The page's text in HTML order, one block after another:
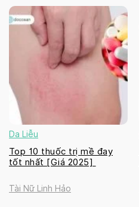
Da Liễu
Top 10 thuốc trị mề đay
tốt nhất [Giá 2025]
Tài Nữ Linh Hảo